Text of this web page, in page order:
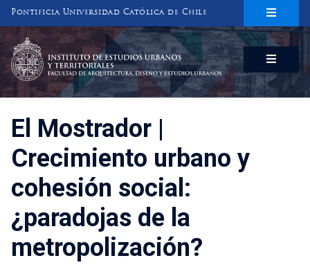
Pontificia Universidad Católica de Chile
INSTITUTO DE ESTUDIOS URBANOS
Y TERRITORIALES
FACULTAD DE ARQUITECTURA, DISEÑO Y ESTUDIOS URBANOS
El Mostrador |
Crecimiento urbano y
cohesión social:
¿paradojas de la
metropolización?